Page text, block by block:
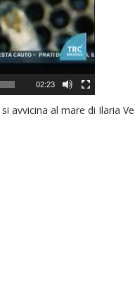
02:23
avvicina al mare di Ilaria